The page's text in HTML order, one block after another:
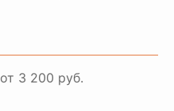
от 3 200 руб.